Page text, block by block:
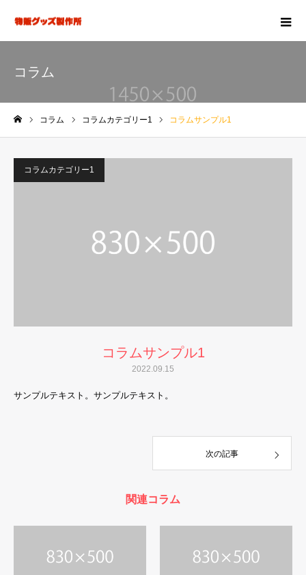
コラム
コラム コラムカテゴリー1 コラムサンプル1
コラムカテゴリー1
コラムサンプル1
2022.09.15
サンプルテキスト。サンプルテキスト。
次の記事
関連コラム